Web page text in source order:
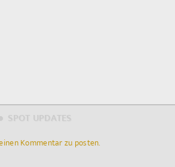
Kommentar zu posten.